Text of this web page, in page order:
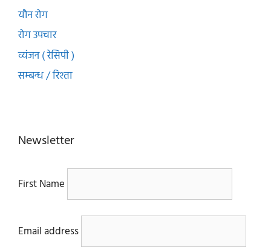
यौन रोग
रोग उपचार
व्यंजन ( रेसिपी )
सम्बन्ध / रिश्ता
Newsletter
First Name
Email address